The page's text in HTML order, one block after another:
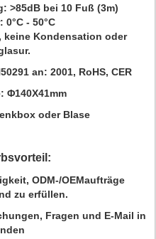
>85dB bei 10 Fuß (3m)
0°C - 50°C
keine Kondensation oder
an: 2001, RoHS, CER
Φ140X41mm
oder Blase
ODM-/OEMaufträge
zu erfüllen.
Fragen und E-Mail in